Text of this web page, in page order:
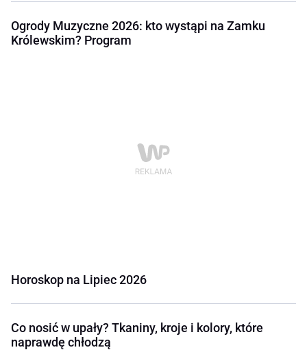
Ogrody Muzyczne 2026: kto wystąpi na Zamku
Królewskim? Program
Horoskop na Lipiec 2026
Co nosić w upały? Tkaniny, kroje i kolory, które
naprawdę chłodzą